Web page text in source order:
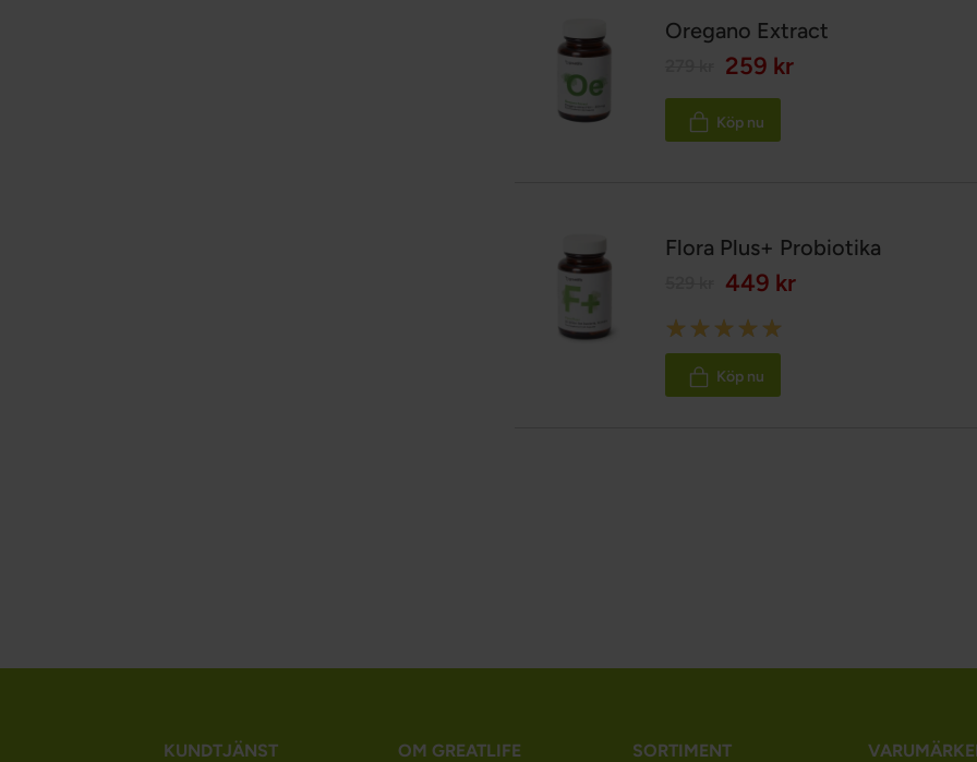
Oregano Extract
259 kr
Köp nu
Flora Plus+ Probiotika
449 kr
Rating:
98%
Köp nu
KUNDTJÄNST OM GREATLIFE SORTIMENT